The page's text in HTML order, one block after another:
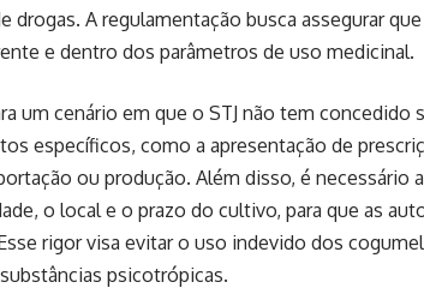
A regulamentação busca assegurar
e dentro dos parâmetros de uso medicinal.
um cenário em que o STJ não tem concedido
específicos, como a apresentação de
ou produção. Além disso, é necessário
o local e o prazo do cultivo, para que as
rigor visa evitar o uso indevido dos
psicotrópicas.